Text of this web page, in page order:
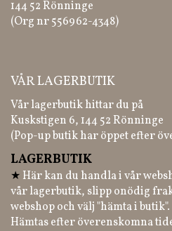
144 52 Rönninge
(Org nr 556962-4348)
VÅR LAGERBUTIK
Vår lagerbutik hittar du på
Kuskstigen 6, 144 52 Rönninge
(Pop-up butik har öppet efter
LAGERBUTIK
★ Här kan du handla i vår
vår lagerbutik, slipp onödig
webshop och välj "hämta i butik".
Hämtas efter överenskomna